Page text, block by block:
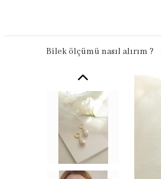
Bilek ölçümü nasıl alırım ?